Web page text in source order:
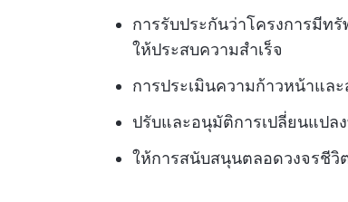
การรับประกันว่าโครงการมีท
ให้ประสบความสำเร็จ
การประเมินความก้าวหน้าแล
ปรับและอนุมัติการเปลี่ยนแปล
ให้การสนับสนุนตลอดวงจรชีวิ